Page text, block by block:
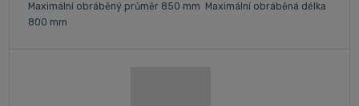
Maximální obráběný průměr 850 mm Maximální obráběná délka
800 mm